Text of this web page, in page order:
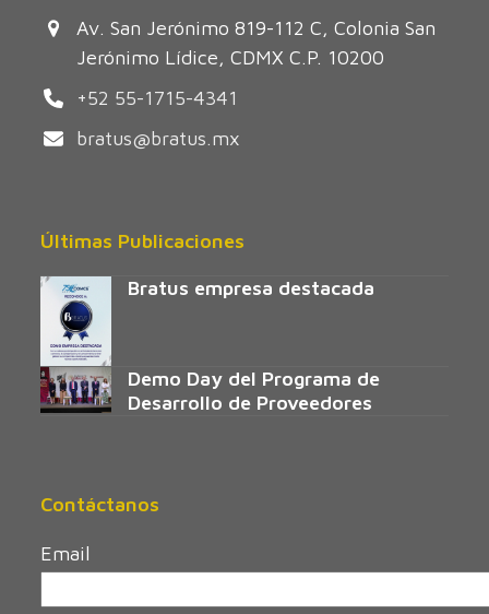
Av. San Jerónimo 819-112 C, Colonia San
Jerónimo Lídice, CDMX C.P. 10200
+52 55-1715-4341
bratus@bratus.mx
Últimas Publicaciones
Bratus empresa destacada
Demo Day del Programa de
Desarrollo de Proveedores
Contáctanos
Email